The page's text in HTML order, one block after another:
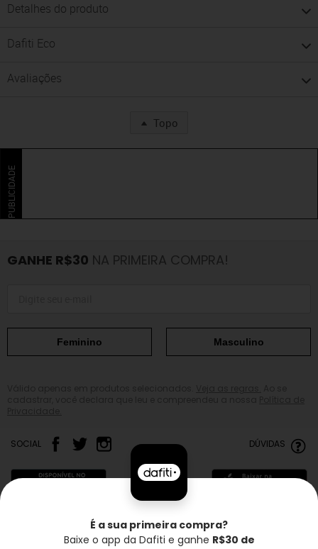
Detalhes do produto
Dafiti Eco
Avaliações
Topo
PUBLICIDADE
GANHE R$30 NA PRIMEIRA COMPRA!
Feminino Masculino
SOCIAL DÚVIDAS
Frete grátis* Troca grátis Entrega rápida
É a sua primeira compra?
Baixe o app da Dafiti e ganhe R$30 de